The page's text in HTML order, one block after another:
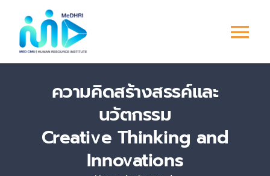
content
ความคิดสร้างสรรค์และ
นวัตกรรม
Creative Thinking and
Innovations